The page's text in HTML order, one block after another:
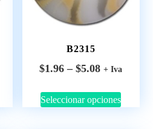
B2315
$1.96 – $5.08 + Iva
Seleccionar opciones